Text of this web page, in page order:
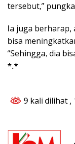
tersebut,”
Ia juga berharap,
bisa
“Sehingga, dia
*.*
9 kali dilihat ,